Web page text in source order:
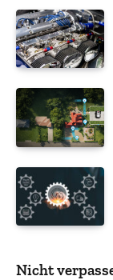
Nicht